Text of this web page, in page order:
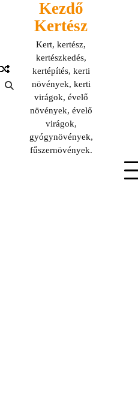
Kezdő
Kertész
Kert, kertész,
kertészkedés,
kertépítés, kerti
növények, kerti
virágok, évelő
növények, évelő
virágok,
gyógynövények,
fűszernövények.